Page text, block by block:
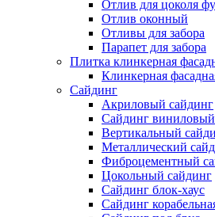
Отлив для цоколя
Отлив оконный
Отливы для забора
Парапет для забора
Плитка клинкерная
Клинкерная
Сайдинг
Акриловый сайдинг
Сайдинг виниловый
Вертикальный
Металлический
Фиброцементный
Цокольный сайдинг
Сайдинг блок-хаус
Сайдинг